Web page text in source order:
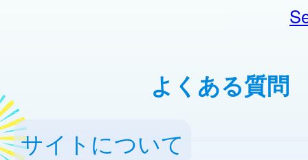
よくある質問
サイトについて